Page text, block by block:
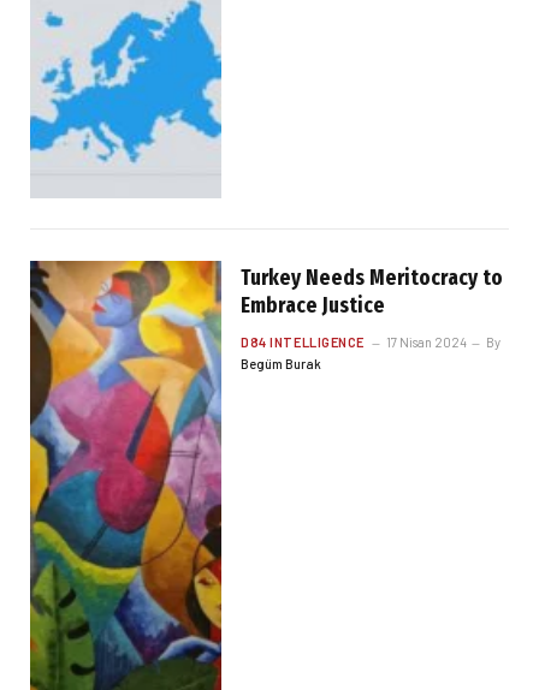
Turkey Needs Meritocracy to
Embrace Justice
D84 INTELLIGENCE 17 Nisan 2024
By
Begüm Burak